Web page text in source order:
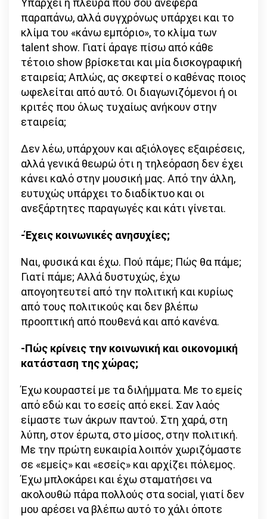
Υπάρχει η πλευρά που σου ανέφερα
παραπάνω, αλλά συγχρόνως υπάρχει και το
κλίμα του «κάνω εμπόριο», το κλίμα των
talent show. Γιατί άραγε πίσω από κάθε
τέτοιο show βρίσκεται και μία δισκογραφική
εταιρεία; Απλώς, ας σκεφτεί ο καθένας ποιος
ωφελείται από αυτό. Οι διαγωνιζόμενοι ή οι
κριτές που όλως τυχαίως ανήκουν στην
εταιρεία;
Δεν λέω, υπάρχουν και αξιόλογες εξαιρέσεις,
αλλά γενικά θεωρώ ότι η τηλεόραση δεν έχει
κάνει καλό στην μουσική μας. Από την άλλη,
ευτυχώς υπάρχει το διαδίκτυο και οι
ανεξάρτητες παραγωγές και κάτι γίνεται.
-Έχεις κοινωνικές ανησυχίες;
Ναι, φυσικά και έχω. Πού πάμε; Πώς θα πάμε;
Γιατί πάμε; Αλλά δυστυχώς, έχω
απογοητευτεί από την πολιτική και κυρίως
από τους πολιτικούς και δεν βλέπω
προοπτική από πουθενά και από κανένα.
-Πώς κρίνεις την κοινωνική και οικονομική
κατάσταση της χώρας;
Έχω κουραστεί με τα διλήμματα. Με το εμείς
από εδώ και το εσείς από εκεί. Σαν λαός
είμαστε των άκρων παντού. Στη χαρά, στη
λύπη, στον έρωτα, στο μίσος, στην πολιτική.
Με την πρώτη ευκαιρία λοιπόν χωριζόμαστε
σε «εμείς» και «εσείς» και αρχίζει πόλεμος.
Έχω μπλοκάρει και έχω σταματήσει να
ακολουθώ πάρα πολλούς στα social, γιατί δεν
μου αρέσει να βλέπω αυτό το χάλι όποτε